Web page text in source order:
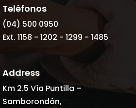
Teléfonos
(04) 500 0950
Ext. 1158 - 1202 - 1299 - 1485
Address
Km 2.5 Vía Puntilla –
Samborondón,